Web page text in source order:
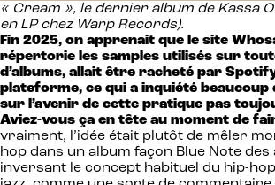
« Cream », le dernier album de Kassa
en LP chez Warp Records).
Fin 2025, on apprenait que le site
répertorie les samples utilisés sur
d’albums, allait être racheté par
plateforme, ce qui a inquiété
sur l’avenir de cette pratique pas
Aviez-vous ça en tête au moment de
vraiment, l’idée était plutôt de mêler
hop dans un album façon Blue Note des
inversant le concept habituel du hip-